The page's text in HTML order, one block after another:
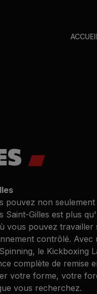
non
Saint-Gilles est plus
vous pouvez travailler
contrôlé. Avec
le Kickboxing
complète de remise
votre forme, votre
vous recherchez.